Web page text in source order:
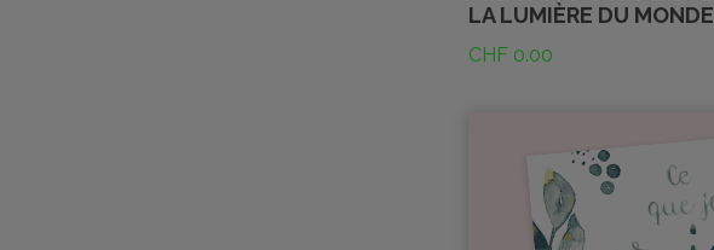
LA LUMIÈRE DU MONDE
CHF 0.00